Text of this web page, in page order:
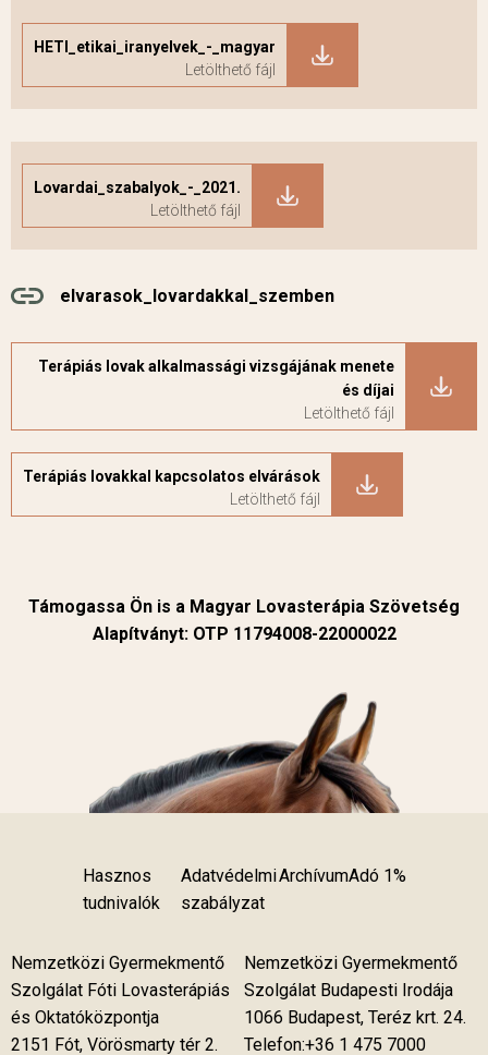
HETI_etikai_iranyelvek_-_magyar
Lovardai_szabalyok_-_2021.
elvarasok_lovardakkal_szemben
Terápiás lovak alkalmassági vizsgájának menete
és díjai
Terápiás lovakkal kapcsolatos elvárások
Támogassa Ön is a Magyar Lovasterápia Szövetség
Alapítványt: OTP 11794008-22000022
Hasznos
tudnivalók
Adatvédelmi
szabályzat
ArchívumAdó 1%
Nemzetközi Gyermekmentő
Szolgálat Fóti Lovasterápiás
és Oktatóközpontja
2151 Fót, Vörösmarty tér 2.
Nemzetközi Gyermekmentő
Szolgálat Budapesti Irodája
1066 Budapest, Teréz krt. 24.
Telefon:+36 1 475 7000